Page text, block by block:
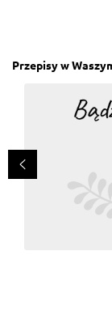
Przepisy w